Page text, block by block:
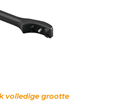
volledige grootte